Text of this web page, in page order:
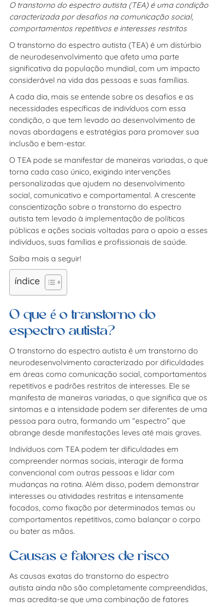
O transtorno do espectro autista (TEA) é uma condição
caracterizada por desafios na comunicação social,
comportamentos repetitivos e interesses restritos
O transtorno do espectro autista (TEA) é um distúrbio
de neurodesenvolvimento que afeta uma parte
significativa da população mundial, com um impacto
considerável na vida das pessoas e suas famílias.
A cada dia, mais se entende sobre os desafios e as
necessidades específicas de indivíduos com essa
condição, o que tem levado ao desenvolvimento de
novas abordagens e estratégias para promover sua
inclusão e bem-estar.
O TEA pode se manifestar de maneiras variadas, o que
torna cada caso único, exigindo intervenções
personalizadas que ajudem no desenvolvimento
social, comunicativo e comportamental. A crescente
conscientização sobre o transtorno do espectro
autista tem levado à implementação de políticas
públicas e ações sociais voltadas para o apoio a esses
indivíduos, suas famílias e profissionais de saúde.
Saiba mais a seguir!
índice
O que é o transtorno do
espectro autista?
O transtorno do espectro autista é um transtorno do
neurodesenvolvimento caracterizado por dificuldades
em áreas como comunicação social, comportamentos
repetitivos e padrões restritos de interesses. Ele se
manifesta de maneiras variadas, o que significa que os
sintomas e a intensidade podem ser diferentes de uma
pessoa para outra, formando um “espectro” que
abrange desde manifestações leves até mais graves.
Indivíduos com TEA podem ter dificuldades em
compreender normas sociais, interagir de forma
convencional com outras pessoas e lidar com
mudanças na rotina. Além disso, podem demonstrar
interesses ou atividades restritas e intensamente
focados, como fixação por determinados temas ou
comportamentos repetitivos, como balançar o corpo
ou bater as mãos.
Causas e fatores de risco
As causas exatas do transtorno do espectro
autista ainda não são completamente compreendidas,
mas acredita-se que uma combinação de fatores